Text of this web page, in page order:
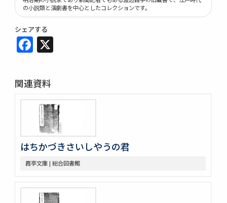
の小説類と演劇書を中心としたコレクションです。
シェアする
Facebook
関連資料
はちかづきさいしやうの君
霞亭文庫 | 総合図書館